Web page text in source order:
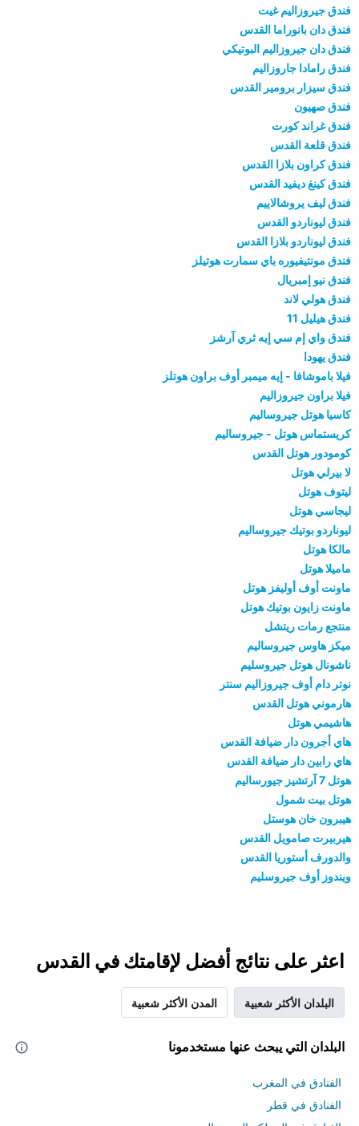
فندق جيروزاليم غيت
فندق دان بانوراما القدس
فندق دان جيروزاليم البوتيكي
فندق رامادا جاروزاليم
فندق سيزار برومير القدس
فندق صهيون
فندق غراند كورت
فندق قلعة القدس
فندق كراون بلازا القدس
فندق كينغ ديفيد القدس
فندق ليف يروشالاييم
فندق ليوناردو القدس
فندق ليوناردو بلازا القدس
فندق مونتيفيوره باي سمارت هوتيلز
فندق نيو إمبريال
فندق هولي لاند
فندق هيليل 11
فندق واي إم سي إيه ثري آرشز
فندق يهودا
فيلا باموشافا - إيه ميمبر أوف براون هوتلز
فيلا براون جيروزاليم
كاسيا هوتل جيروساليم
كريستماس هوتل - جيروساليم
كومودور هوتل القدس
لا بيرلي هوتل
ليتوف هوتل
ليجاسي هوتل
ليوناردو بوتيك جيروساليم
مالكا هوتل
ماميلا هوتل
ماونت أوف أوليفز هوتل
ماونت زايون بوتيك هوتل
منتجع رمات ريتشل
ميكز هاوس جيروساليم
ناشونال هوتل جيروسليم
نوتر دام أوف جيروزاليم سنتر
هارموني هوتل القدس
هاشيمي هوتل
هاي أجرون دار ضيافة القدس
هاي رابين دار ضيافة القدس
هوتل 7 آرتشيز جيورساليم
هوتل بيت شمول
هيبرون خان هوستل
هيربيرت صامويل القدس
والدورف أستوريا القدس
ويندوز أوف جيروسليم
اعثر على نتائج أفضل لإقامتك في القدس
البلدان الأكثر شعبية المدن الأكثر شعبية
البلدان التي يبحث عنها مستخدمونا
الفنادق في المغرب
الفنادق في قطر